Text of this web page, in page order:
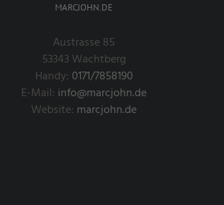
MARCJOHN.DE
Austrasse 85
53343 Wachtberg
Handy: 0171/7858190
E-Mail: info@marcjohn.de
Website: marcjohn.de